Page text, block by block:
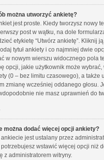
można utworzyć ankietę?
jest proste. Kiedy tworzysz nowy
post w wątku, na dole
etykietę “Utwórz ankietę”. Kliknij
tytuł ankiety i co najmniej dwie
w nowym wierszu widocznego pola
opcji, jakie użytkownik może wybrać,
(0 – bez limitu czasowego), a także
zmianę wcześniej oddanego głosu.
nie masz uprawnień do
można dodać więcej opcji ankiety?
jest ustalany przez
wstawić więcej opcji niż
z administratorem witryny.